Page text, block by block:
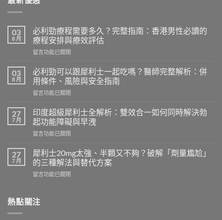
03
8 月
必利勁療程需要多久？完整指南：香港男性必讀的
療程安排與療效評估
在
利
勁
療
程
要
多
久？
完
指
南：
港
必
留言功能已關閉
03
8 月
必利勁可以跟犀利士一起吃嗎？醫師完整解析：併
用條件、風險與安全指南
在
利
勁
可
以
犀
利
士
一
嗎？
留言功能已關閉
27
7 月
印度超級犀利士全解析：雙效合一如何同時解決勃
起功能障礙與早洩
在
度
超
級
犀
全
留言功能已關閉
27
7 月
犀利士20mg太強、半顆又不夠？破解「劑量尷尬」
的三種解法與替代方案
在
士
20mg
留言功能已關閉
熱點關注